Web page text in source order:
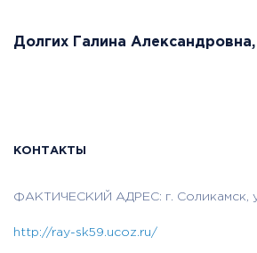
Долгих Галина
КОНТАКТЫ
ФАКТИЧЕСКИЙ АДРЕС: г. Соликамск,
http://ray-sk59.ucoz.ru/